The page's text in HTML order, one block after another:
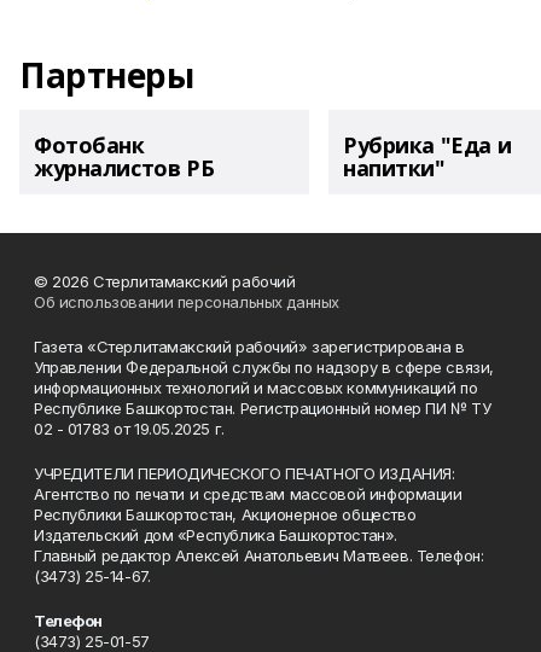
Партнеры
Фотобанк
журналистов РБ
Рубрика "Еда и
напитки"
© 2026 Стерлитамакский рабочий
Об использовании персональных данных
Газета «Стерлитамакский рабочий» зарегистрирована в
Управлении Федеральной службы по надзору в сфере связи,
информационных технологий и массовых коммуникаций по
Республике Башкортостан. Регистрационный номер ПИ № ТУ
02 - 01783 от 19.05.2025 г.
УЧРЕДИТЕЛИ ПЕРИОДИЧЕСКОГО ПЕЧАТНОГО ИЗДАНИЯ:
Агентство по печати и средствам массовой информации
Республики Башкортостан, Акционерное общество
Издательский дом «Республика Башкортостан».
Главный редактор Алексей Анатольевич Матвеев. Телефон:
(3473) 25-14-67.
Телефон
(3473) 25-01-57